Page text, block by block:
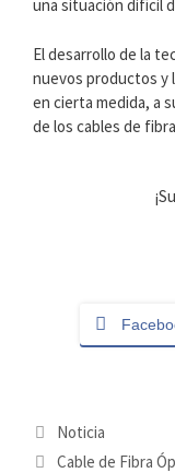
una situación difícil
El desarrollo de la
nuevos productos y
en cierta medida, a
de los cables de
Categorías
Noticia
Etiquetas
Cable de Fibra